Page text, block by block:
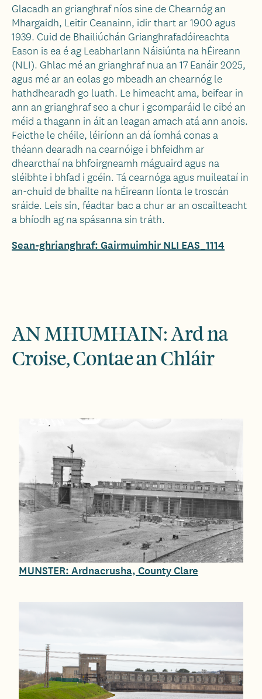
Glacadh an grianghraf níos sine de Chearnóg an
Mhargaidh, Leitir Ceanainn, idir thart ar 1900 agus
1939. Cuid de Bhailiúchán Grianghrafadóireachta
Eason is ea é ag Leabharlann Náisiúnta na hÉireann
(NLI). Ghlac mé an grianghraf nua an 17 Eanáir 2025,
agus mé ar an eolas go mbeadh an chearnóg le
hathdhearadh go luath. Le himeacht ama, beifear in
ann an grianghraf seo a chur i gcomparáid le cibé an
méid a thagann in áit an leagan amach atá ann anois.
Feicthe le chéile, léiríonn an dá íomhá conas a
théann dearadh na cearnóige i bhfeidhm ar
dhearcthaí na bhfoirgneamh máguaird agus na
sléibhte i bhfad i gcéin. Tá cearnóga agus muileataí in
an-chuid de bhailte na hÉireann líonta le troscán
sráide. Leis sin, féadtar bac a chur ar an oscailteacht
a bhíodh ag na spásanna sin tráth.
Sean-ghrianghraf: Gairmuimhir NLI EAS_1114
AN MHUMHAIN: Ard na
Croise, Contae an Chláir
MUNSTER: Ardnacrusha, County Clare